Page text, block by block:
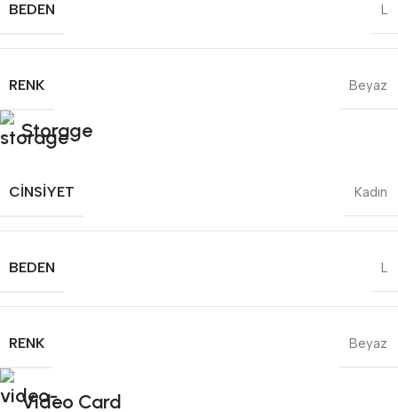
BEDEN L
RENK Beyaz
Storage
CINSIYET Kadın
BEDEN L
RENK Beyaz
Video Card